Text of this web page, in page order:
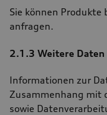
Sie können
anfragen.
2.1.3 Weitere Daten
Informationen zur
Zusammenhang mit
sowie